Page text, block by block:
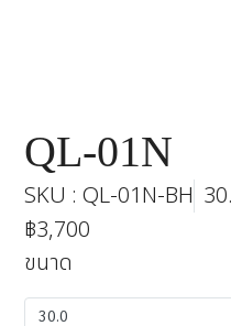
QL-01N
SKU : QL-01N-BH
฿3,700
ขนาด
30.0